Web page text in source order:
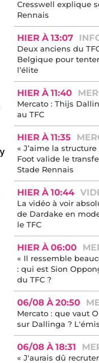
Cresswell explique
Rennais
HIER À 13:07
Deux anciens du
Belgique pour
l’élite
HIER À 11:40
Mercato : Thijs
au TFC
HIER À 11:35
« J’aime la
Foot valide le
Stade Rennais
HIER À 10:44
La vidéo à voir
de Dardake en
le TFC
HIER À 06:00
« Il ressemble
: qui est Sion
du TFC ?
06/08 À 20:50
Mercato : que vaut
sur Dallinga ?
06/08 À 18:31
« J'aurais dû